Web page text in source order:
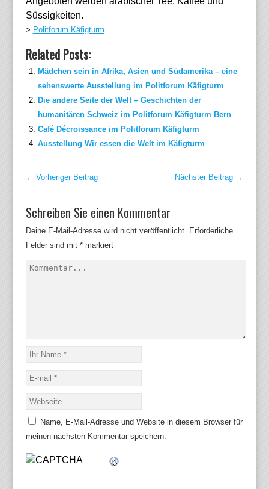
Süssigkeiten.
> Politforum Käfigturm
Related Posts:
Mädchen sein in Afrika, Asien und Südamerika – eine
sehenswerte Ausstellung im Politforum Käfigturm
Die andere Seite der Welt – Geschichten der
humanitären Schweiz im Politforum Käfigturm Bern
Café Décroissance im Politforum Käfigturm
Ausstellung Wir essen die Welt im Käfigturm
← Vorheriger Beitrag Nächster Beitrag →
Schreiben Sie einen Kommentar
Deine E-Mail-Adresse wird nicht veröffentlicht. Erforderliche
Felder sind mit *markiert
Name, E-Mail-Adresse und Website in diesem Browser für
meinen nächsten Kommentar speichern.